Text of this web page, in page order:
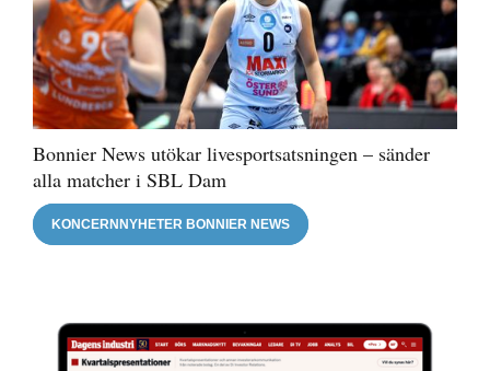
Bonnier News utökar livesportsatsningen – sänder
alla matcher i SBL Dam
KONCERNNYHETER BONNIER NEWS